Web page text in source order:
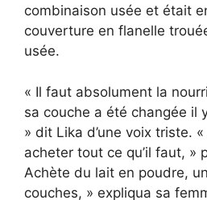
combinaison usée et était
couverture en flanelle
usée.
« Il faut absolument la
sa couche a été changée il
» dit Lika d’une voix triste.
acheter tout ce qu’il faut, »
Achète du lait en poudre,
couches, » expliqua sa